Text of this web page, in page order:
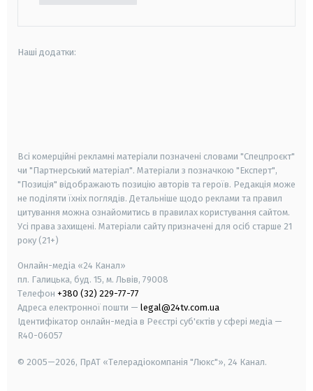
Наші додатки:
Всі комерційні рекламні матеріали позначені словами "Спецпроєкт"
чи "Партнерський матеріал". Матеріали з позначкою "Експерт",
"Позиція" відображають позицію авторів та героїв. Редакція може
не поділяти їхніх поглядів. Детальніше щодо реклами та правил
цитування можна ознайомитись в правилах користування сайтом.
Усі права захищені. Матеріали сайту призначені для осіб старше 21
року (21+)
Онлайн-медіа «24 Канал»
пл. Галицька, буд. 15, м. Львів, 79008
Телефон +380 (32) 229-77-77
Адреса електронної пошти — legal@24tv.com.ua
Ідентифікатор онлайн-медіа в Реєстрі суб'єктів у сфері медіа —
R40-06057
© 2005—2026, ПрАТ «Телерадіокомпанія "Люкс"», 24 Канал.